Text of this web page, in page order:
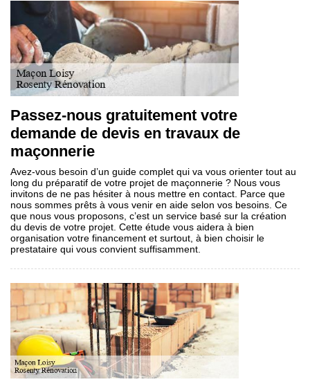
Passez-nous gratuitement votre
demande de devis en travaux de
maçonnerie
Avez-vous besoin d’un guide complet qui va vous orienter tout au
long du préparatif de votre projet de maçonnerie ? Nous vous
invitons de ne pas hésiter à nous mettre en contact. Parce que
nous sommes prêts à vous venir en aide selon vos besoins. Ce
que nous vous proposons, c’est un service basé sur la création
du devis de votre projet. Cette étude vous aidera à bien
organisation votre financement et surtout, à bien choisir le
prestataire qui vous convient suffisamment.